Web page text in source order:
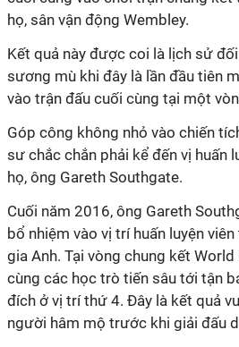
họ, sân vận động Wembley.
Kết quả này được coi là lịch sử
sương mù khi đây là lần đầu tiên
vào trận đấu cuối cùng tại một
Góp công không nhỏ vào chiến
sư chắc chắn phải kể đến vị huấn
họ, ông Gareth Southgate.
Cuối năm 2016, ông Gareth
bổ nhiệm vào vị trí huấn luyện
gia Anh. Tại vòng chung kết
cùng các học trò tiến sâu tới tận
đích ở vị trí thứ 4. Đây là kết quả
người hâm mộ trước khi giải đấu